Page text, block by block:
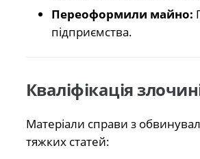
Переоформили майно:
підприємства.
Кваліфікація
Матеріали справи з
тяжких статей: